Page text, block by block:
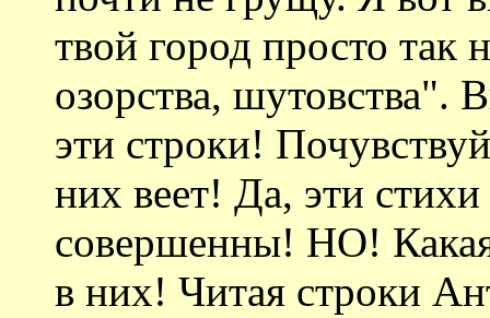
твой город просто
озорства, шутовства".
эти строки!
них веет! Да, эти
совершенны! НО!
в них! Читая строки